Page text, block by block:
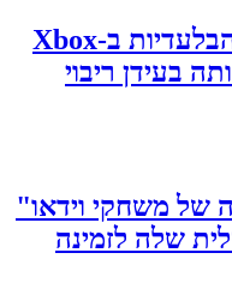
פיל ספנסר מדבר על עתיד הבלעדיות ב-Xbox
בעידן ריבוי
של משחקי וידאו"
שלה לזמינה